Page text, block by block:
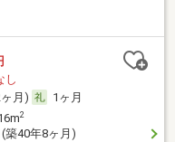
し
月)
1ヶ月
2
築40年8ヶ月)